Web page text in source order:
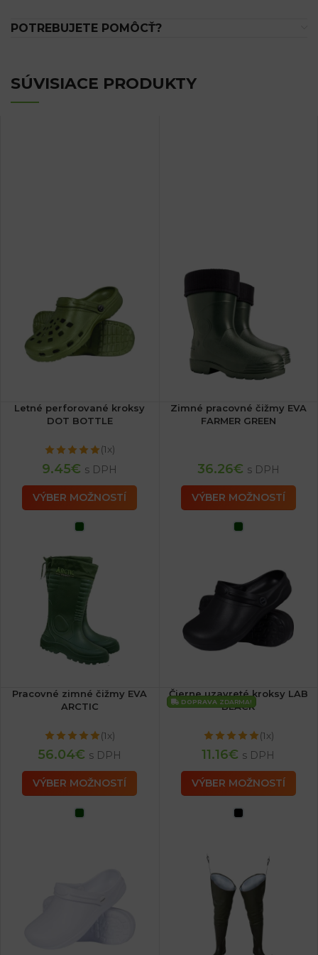
POTREBUJETE POMÔCŤ?
SÚVISIACE PRODUKTY
Letné perforované kroksy
DOT BOTTLE
(1x)
9.45€ s DPH
VÝBER MOŽNOSTÍ
Zimné pracovné čižmy EVA
FARMER GREEN
36.26€ s DPH
VÝBER MOŽNOSTÍ
Pracovné zimné čižmy EVA
ARCTIC
(1x)
56.04€ s DPH
VÝBER MOŽNOSTÍ
Čierne uzavreté kroksy LAB
BLACK
(1x)
11.16€ s DPH
VÝBER MOŽNOSTÍ
DOPRAVA ZDARMA!